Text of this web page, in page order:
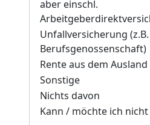
aber einschl.
Unfallversicherung
Berufsgenossenschaft)
Rente aus dem Ausland
Sonstige
Nichts davon
Kann / möchte ich